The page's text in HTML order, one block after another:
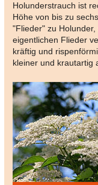
Holunderstrauch ist
Höhe von bis zu
"Flieder" zu
eigentlichen Flieder
kräftig und
kleiner und krautartig